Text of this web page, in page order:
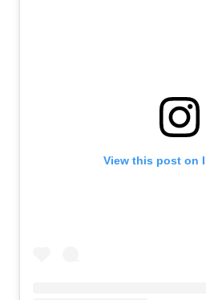
View this post on